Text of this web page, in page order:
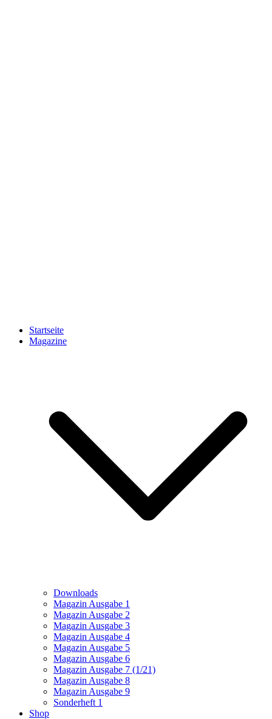
Startseite
Magazine
Downloads
Magazin Ausgabe 1
Magazin Ausgabe 2
Magazin Ausgabe 3
Magazin Ausgabe 4
Magazin Ausgabe 5
Magazin Ausgabe 6
Magazin Ausgabe 7 (1/21)
Magazin Ausgabe 8
Magazin Ausgabe 9
Sonderheft 1
Shop